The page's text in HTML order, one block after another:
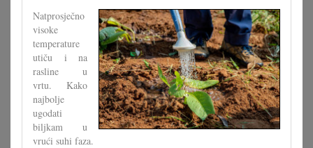
narodne
grupe
Natprosječno
visoke
temperature
utiču i na
rasline u
vrtu. Kako
najbolje
ugodati
biljkam u
vrući suhi faza.